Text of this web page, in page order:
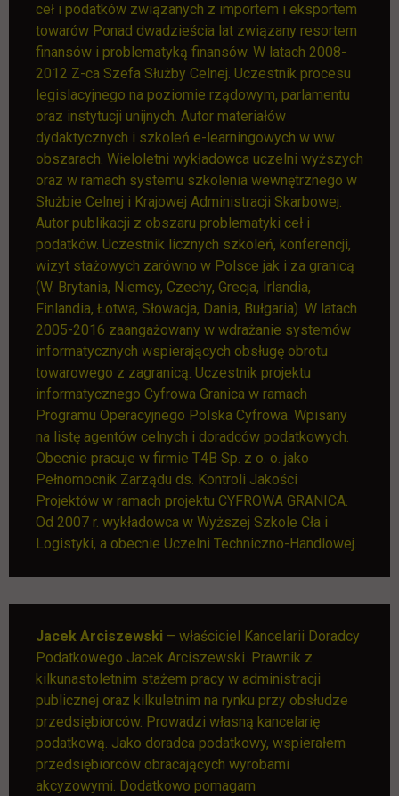
ceł i podatków związanych z importem i eksportem
towarów Ponad dwadzieścia lat związany resortem
finansów i problematyką finansów. W latach 2008-
2012 Z-ca Szefa Służby Celnej. Uczestnik procesu
legislacyjnego na poziomie rządowym, parlamentu
oraz instytucji unijnych. Autor materiałów
dydaktycznych i szkoleń e-learningowych w ww.
obszarach. Wieloletni wykładowca uczelni wyższych
oraz w ramach systemu szkolenia wewnętrznego w
Służbie Celnej i Krajowej Administracji Skarbowej.
Autor publikacji z obszaru problematyki ceł i
podatków. Uczestnik licznych szkoleń, konferencji,
wizyt stażowych zarówno w Polsce jak i za granicą
(W. Brytania, Niemcy, Czechy, Grecja, Irlandia,
Finlandia, Łotwa, Słowacja, Dania, Bułgaria). W latach
2005-2016 zaangażowany w wdrażanie systemów
informatycznych wspierających obsługę obrotu
towarowego z zagranicą. Uczestnik projektu
informatycznego Cyfrowa Granica w ramach
Programu Operacyjnego Polska Cyfrowa. Wpisany
na listę agentów celnych i doradców podatkowych.
Obecnie pracuje w firmie T4B Sp. z o. o. jako
Pełnomocnik Zarządu ds. Kontroli Jakości
Projektów w ramach projektu CYFROWA GRANICA.
Od 2007 r. wykładowca w Wyższej Szkole Cła i
Logistyki, a obecnie Uczelni Techniczno-Handlowej.
Jacek Arciszewski – właściciel Kancelarii Doradcy
Podatkowego Jacek Arciszewski. Prawnik z
kilkunastoletnim stażem pracy w administracji
publicznej oraz kilkuletnim na rynku przy obsłudze
przedsiębiorców. Prowadzi własną kancelarię
podatkową. Jako doradca podatkowy, wspierałem
przedsiębiorców obracających wyrobami
akcyzowymi. Dodatkowo pomagam